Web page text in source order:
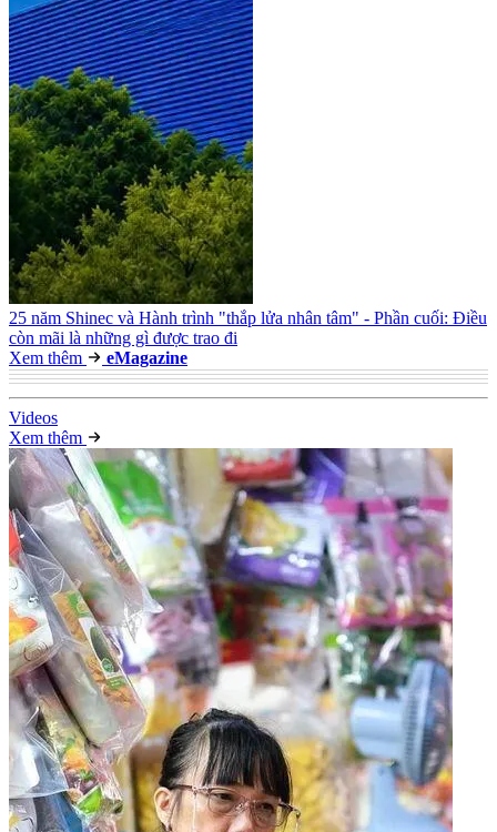
25 năm Shinec và Hành trình "thắp lửa nhân tâm" - Phần cuối: Điều
còn mãi là những gì được trao đi
Xem thêm
eMagazine
Videos
Xem thêm